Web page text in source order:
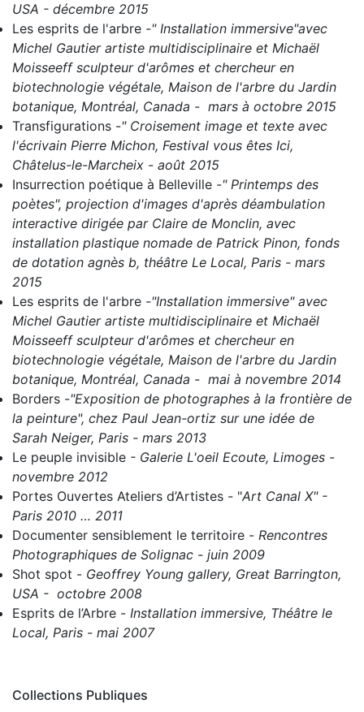
USA - décembre 2015
Les esprits de l'arbre -" Installation immersive"avec
Michel Gautier artiste multidisciplinaire et Michaël
Moisseeff sculpteur d'arômes et chercheur en
biotechnologie végétale, Maison de l'arbre du Jardin
botanique, Montréal, Canada - mars à octobre 2015
Transfigurations -" Croisement image et texte avec
l'écrivain Pierre Michon, Festival vous êtes Ici,
Châtelus-le-Marcheix - août 2015
Insurrection poétique à Belleville -" Printemps des
poètes", projection d'images d'après déambulation
interactive dirigée par Claire de Monclin, avec
installation plastique nomade de Patrick Pinon, fonds
de dotation agnès b, théâtre Le Local, Paris - mars
2015
Les esprits de l'arbre -"Installation immersive" avec
Michel Gautier artiste multidisciplinaire et Michaël
Moisseeff sculpteur d'arômes et chercheur en
biotechnologie végétale, Maison de l'arbre du Jardin
botanique, Montréal, Canada - mai à novembre 2014
Borders -"Exposition de photographes à la frontière de
la peinture", chez Paul Jean-ortiz sur une idée de
Sarah Neiger, Paris - mars 2013
Le peuple invisible - Galerie L'oeil Ecoute, Limoges -
novembre 2012
Portes Ouvertes Ateliers d’Artistes - "Art Canal X" -
Paris 2010 … 2011
Documenter sensiblement le territoire - Rencontres
Photographiques de Solignac - juin 2009
Shot spot - Geoffrey Young gallery, Great Barrington,
USA - octobre 2008
Esprits de l’Arbre - Installation immersive, Théâtre le
Local, Paris - mai 2007
Collections Publiques